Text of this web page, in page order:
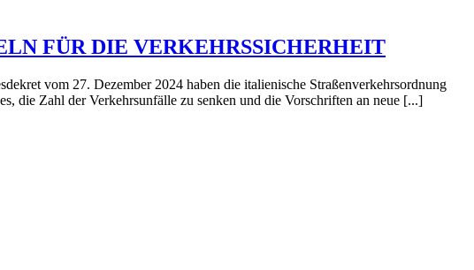
FÜR DIE VERKEHRSSICHERHEIT
vom 27. Dezember 2024 haben die italienische Straßenverkehrsordnung
die Zahl der Verkehrsunfälle zu senken und die Vorschriften an neue [...]